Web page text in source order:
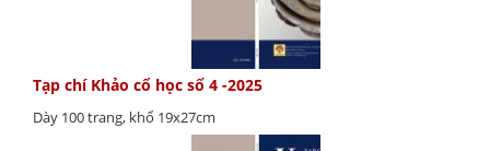
Tạp chí Khảo cổ học số 4 -2025
Dày 100 trang, khổ 19x27cm